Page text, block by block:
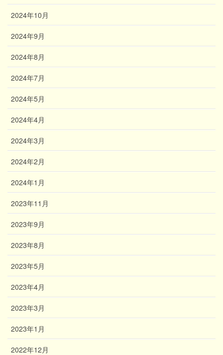
2024年10月
2024年9月
2024年8月
2024年7月
2024年5月
2024年4月
2024年3月
2024年2月
2024年1月
2023年11月
2023年9月
2023年8月
2023年5月
2023年4月
2023年3月
2023年1月
2022年12月